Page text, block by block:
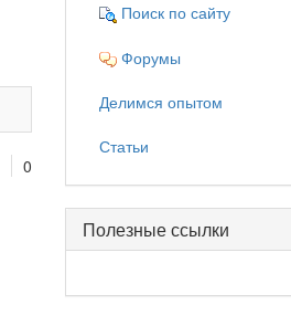
0
Поиск по сайту
Форумы
Делимся опытом
Статьи
Полезные ссылки